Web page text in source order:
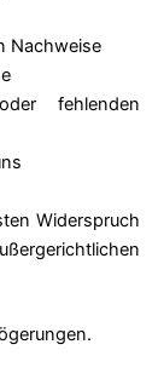
Nachweise
fehlenden
Widerspruch